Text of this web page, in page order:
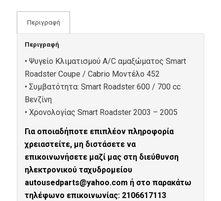
Περιγραφή
Περιγραφή
• Ψυγείο Κλιματισμού A/C αμαξώματος Smart
Roadster Coupe / Cabrio Μοντέλο 452
• Συμβατότητα: Smart Roadster 600 / 700 cc
Βενζίνη
• Xρονολογίας Smart Roadster 2003 – 2005
Για οποιαδήποτε επιπλέον πληροφορία
χρειαστείτε, μη διστάσετε να
επικοινωνήσετε μαζί μας στη διεύθυνση
ηλεκτρονικού ταχυδρομείου
autousedparts@yahoo.com ή στο παρακάτω
τηλέφωνο επικοινωνίας: 2106617113